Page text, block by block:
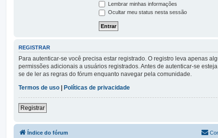
Lembrar minhas informações
Ocultar meu status nesta sessão
REGISTRAR
Para autenticar-se você precisa estar registrado. O registro leva apenas
permissões adicionais a usuários registrados. Antes de autenticar-se
se de ler as regras do fórum enquanto navegar pela comunidade.
Termos de uso
Políticas de privacidade
Registrar
Índice do fórum